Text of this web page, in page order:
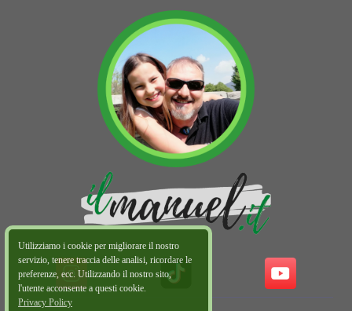
Utilizziamo i cookie per migliorare il nostro
servizio, tenere traccia delle analisi, ricordare le
preferenze, ecc. Utilizzando il nostro sito,
l'utente acconsente a questi cookie.
Privacy Policy